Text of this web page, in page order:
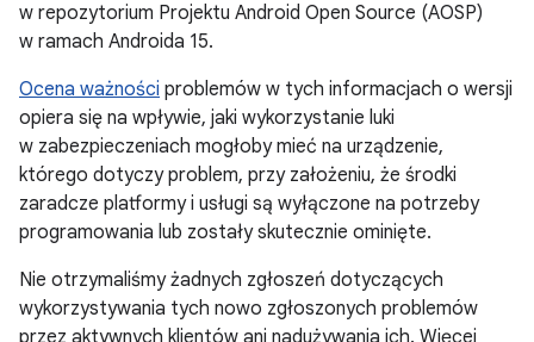
w repozytorium Projektu Android Open Source (AOSP)
w ramach Androida 15.
Ocena ważności problemów w tych informacjach o wersji
opiera się na wpływie, jaki wykorzystanie luki
w zabezpieczeniach mogłoby mieć na urządzenie,
którego dotyczy problem, przy założeniu, że środki
zaradcze platformy i usługi są wyłączone na potrzeby
programowania lub zostały skutecznie ominięte.
Nie otrzymaliśmy żadnych zgłoszeń dotyczących
wykorzystywania tych nowo zgłoszonych problemów
przez aktywnych klientów ani nadużywania ich. Więcej